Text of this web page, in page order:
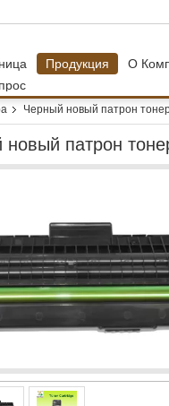
Продукция О
Черный новый патрон
новый патрон